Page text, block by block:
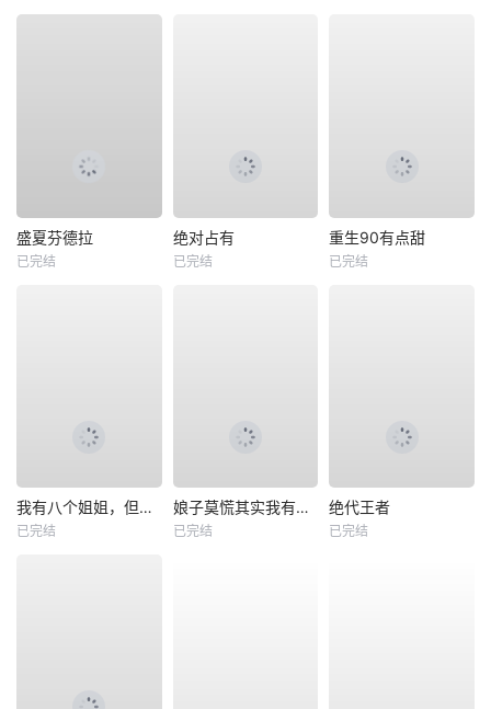
盛夏芬德拉
已完结
绝对占有
已完结
重生90有点甜
已完结
我有八个姐姐，但是他们都是弟控2
已完结
娘子莫慌其实我有亿点点修为
已完结
绝代王者
已完结